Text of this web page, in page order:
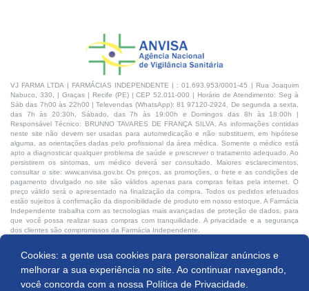
Comprar
Cookies: a gente usa cookies para personalizar anúncios e
melhorar a sua experiência no site. Ao continuar navegando,
você concorda com a nossa Política de Privacidade.
VJ FARMA LTDA | FARMÁCIAS INDEPENDENTE | : 01.693.953/0001-45 | Rua Joaquim
Nabuco, 330, | Graças | Recife (PE) | CEP 52.011-000 | Horário de Atendimento: Seg à
Sáb das 7h00 às 22h00 | Televendas (WhatsApp): 81 97120-2924, De segunda a sexta,
das 7h às 20:30h, Sábado, das 7h às 19:00h e Domingos das 8h às 18:00h |
Responsável Técnico: BRUNNO TAVARES DE FRANÇA SILVA. As informações contidas
neste site não devem ser usadas para automedicação e não substituem, em hipótese
alguma, as orientações dadas pelo profissional da área médica. Somente o médico está
apto a diagnosticar qualquer problema de saúde e prescrever o tratamento adequado. Ao
persistirem os sintomas, um médico deverá ser consultado. Maiores esclarecimentos,
consultar o site: www.anvisa.gov.br. Os preços, as promoções, o frete e as condições de
pagamento divulgado no site são válidos apenas para compras feitas pela internet. O
preço válido será o apresentado na finalização da compra. Todos os pedidos efetuados
estão sujeitos à confirmação da disponibilidade de produto em nosso estoque. A Farmácia
Independente trabalha com as tecnologias mais avançadas de proteção de dados, para
que você possa realizar suas compras com tranquilidade. A privacidade e a segurança
dos clientes são compromissos da Farmácia Independente.
Desenvolvido por: